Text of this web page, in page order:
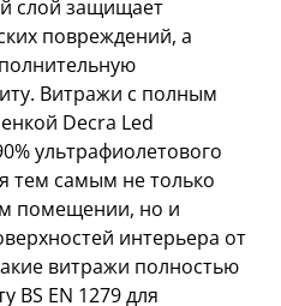
слой защищает
повреждений, а
Витражи с полным
Decra Led
ультрафиолетового
тем самым не только
помещении, но и
интерьера от
витражи полностью
BS EN 1279 для